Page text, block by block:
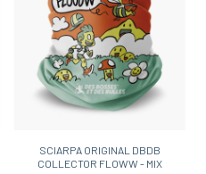
SCIARPA ORIGINAL DBDB
COLLECTOR FLOWW - MIX